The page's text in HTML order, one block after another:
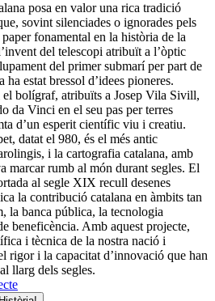
posa en valor una rica tradició
sovint silenciades o ignorades pels
fonamental en la història de la
del telescopi atribuït a l’òptic
del primer submarí per part de
estat bressol d’idees pioneres.
bolígraf, atribuïts a Josep Vila Sivill,
da Vinci en el seu pas per terres
d’un esperit científic viu i creatiu.
datat el 980, és el més antic
i la cartografia catalana, amb
marcar rumb al món durant segles. El
al segle XIX recull desenes
la contribució catalana en àmbits tan
la banca pública, la tecnologia
beneficència. Amb aquest projecte,
i tècnica de la nostra nació i
rigor i la capacitat d’innovació que han
llarg dels segles.